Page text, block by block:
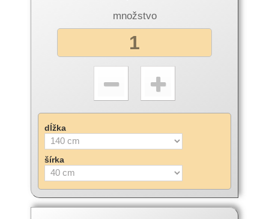
množstvo
dĺžka
šírka